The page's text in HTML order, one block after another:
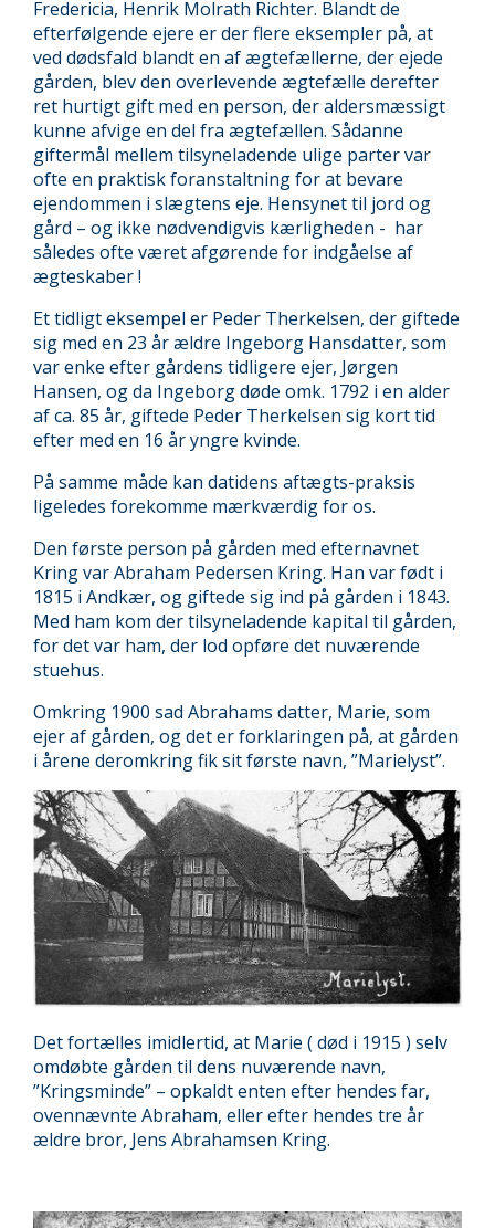
Fredericia, Henrik Molrath Richter. Blandt de
efterfølgende ejere er der flere eksempler på, at
ved dødsfald blandt en af ægtefællerne, der ejede
gården, blev den overlevende ægtefælle derefter
ret hurtigt gift med en person, der aldersmæssigt
kunne afvige en del fra ægtefællen. Sådanne
giftermål mellem tilsyneladende ulige parter var
ofte en praktisk foranstaltning for at bevare
ejendommen i slægtens eje. Hensynet til jord og
gård – og ikke nødvendigvis kærligheden - har
således ofte været afgørende for indgåelse af
ægteskaber !
Et tidligt eksempel er Peder Therkelsen, der giftede
sig med en 23 år ældre Ingeborg Hansdatter, som
var enke efter gårdens tidligere ejer, Jørgen
Hansen, og da Ingeborg døde omk. 1792 i en alder
af ca. 85 år, giftede Peder Therkelsen sig kort tid
efter med en 16 år yngre kvinde.
På samme måde kan datidens aftægts-praksis
ligeledes forekomme mærkværdig for os.
Den første person på gården med efternavnet
Kring var Abraham Pedersen Kring. Han var født i
1815 i Andkær, og giftede sig ind på gården i 1843.
Med ham kom der tilsyneladende kapital til gården,
for det var ham, der lod opføre det nuværende
stuehus.
Omkring 1900 sad Abrahams datter, Marie, som
ejer af gården, og det er forklaringen på, at gården
i årene deromkring fik sit første navn, ”Marielyst”.
Det fortælles imidlertid, at Marie ( død i 1915 ) selv
omdøbte gården til dens nuværende navn,
”Kringsminde” – opkaldt enten efter hendes far,
ovennævnte Abraham, eller efter hendes tre år
ældre bror, Jens Abrahamsen Kring.